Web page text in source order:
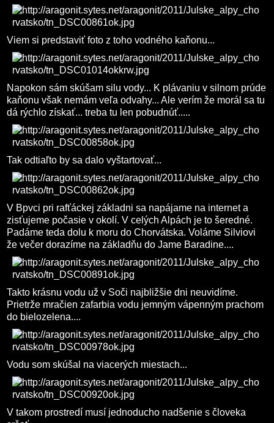
Viem si predstaviť foto z toho vodného kaňonu...
Napokon sám skúšam silu vody... K plávaniu v silnom prúde
kaňonu však nemám veľa odvahy... Ale verím že morál sa tu
dá rýchlo získať... treba tu len pobudnúť.....
Tak odtiaľto by sa dalo vyštartovať...
V Bpvci pri rafťáckej základni sa napájame na internet a
zisťujeme počasie v okolí. V celých Alpách je to šeredné.
Padáme teda dolu k moru do Chorvátska. Voláme Silviovi
že večer dorazíme na základňu do Jame Baradine....
Takto krásnu vodu už v Soči najbližšie dni neuvidíme.
Prietrže mračien zafarbia vodu jemným vápenným prachom
do bielozelena....
Vodu som skúšal na viacerých miestach...
V takom prostredí musí jednoducho nadšenie s človeka